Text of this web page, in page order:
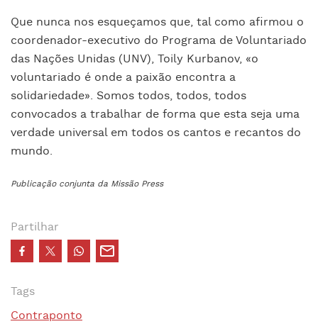
Que nunca nos esqueçamos que, tal como afirmou o
coordenador-executivo do Programa de Voluntariado
das Nações Unidas (UNV), Toily Kurbanov, «o
voluntariado é onde a paixão encontra a
solidariedade». Somos todos, todos, todos
convocados a trabalhar de forma que esta seja uma
verdade universal em todos os cantos e recantos do
mundo.
Publicação conjunta da Missão Press
Partilhar
Tags
Contraponto